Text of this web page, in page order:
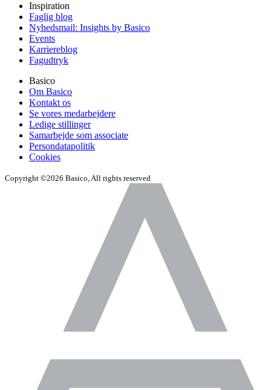
Inspiration
Faglig blog
Nyhedsmail: Insights by Basico
Events
Karriereblog
Fagudtryk
Basico
Om Basico
Kontakt os
Se vores medarbejdere
Ledige stillinger
Samarbejde som associate
Persondatapolitik
Cookies
Copyright ©2026 Basico, All rights reserved